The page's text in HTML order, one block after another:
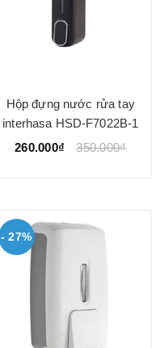
Hộp đựng nước rửa tay
interhasa HSD-F7022B-1
260.000₫
350.000₫
- 27%